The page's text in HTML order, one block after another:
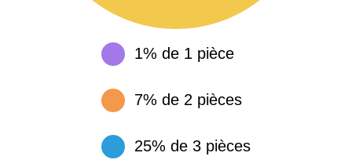
1% de 1 pièce
7% de 2 pièces
25% de 3 pièces